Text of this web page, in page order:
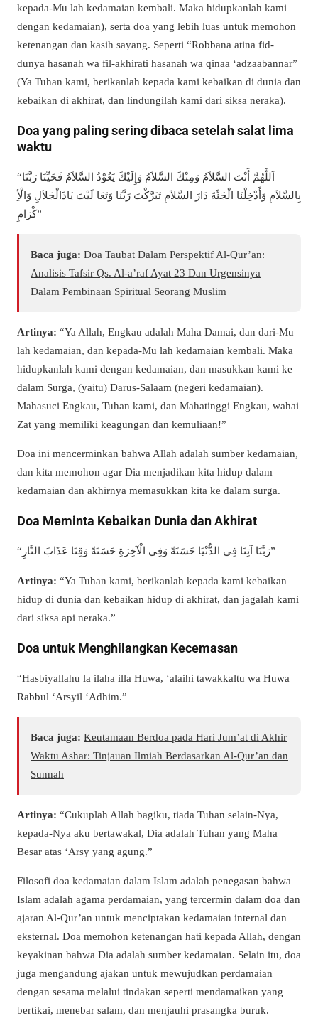
kepada-Mu lah kedamaian kembali. Maka hidupkanlah kami
dengan kedamaian), serta doa yang lebih luas untuk memohon
ketenangan dan kasih sayang. Seperti “Robbana atina fid-
dunya hasanah wa fil-akhirati hasanah wa qinaa ‘adzaabannar”
(Ya Tuhan kami, berikanlah kepada kami kebaikan di dunia dan
kebaikan di akhirat, dan lindungilah kami dari siksa neraka).
Doa yang paling sering dibaca setelah salat lima
waktu
“اَللَّهُمَّ أَنْتَ السَّلاَمُ وَمِنْكَ السَّلاَمُ وَإِلَيْكَ يَعُوْدُ السَّلاَمُ فَحَيِّنَا رَبَّنَا
بِالسَّلاَمِ وَأَدْخِلْنَا الْجَنَّةَ دَارَ السَّلاَمِ تَبَرَّكْتَ رَبَّنَا وَتَعَا لَيْتَ يَاذَالْجَلاَلِ وَالْأِ
كْرَامِ”
Baca juga: Doa Taubat Dalam Perspektif Al-Qur’an:
Analisis Tafsir Qs. Al-a’raf Ayat 23 Dan Urgensinya
Dalam Pembinaan Spiritual Seorang Muslim
Artinya: “Ya Allah, Engkau adalah Maha Damai, dan dari-Mu
lah kedamaian, dan kepada-Mu lah kedamaian kembali. Maka
hidupkanlah kami dengan kedamaian, dan masukkan kami ke
dalam Surga, (yaitu) Darus-Salaam (negeri kedamaian).
Mahasuci Engkau, Tuhan kami, dan Mahatinggi Engkau, wahai
Zat yang memiliki keagungan dan kemuliaan!”
Doa ini mencerminkan bahwa Allah adalah sumber kedamaian,
dan kita memohon agar Dia menjadikan kita hidup dalam
kedamaian dan akhirnya memasukkan kita ke dalam surga.
Doa Meminta Kebaikan Dunia dan Akhirat
“رَبَّنَا آتِنَا فِي الدُّنْيَا حَسَنَةً وَفِي الْآخِرَةِ حَسَنَةً وَقِنَا عَذَابَ النَّارِ”
Artinya: “Ya Tuhan kami, berikanlah kepada kami kebaikan
hidup di dunia dan kebaikan hidup di akhirat, dan jagalah kami
dari siksa api neraka.”
Doa untuk Menghilangkan Kecemasan
“Hasbiyallahu la ilaha illa Huwa, ‘alaihi tawakkaltu wa Huwa
Rabbul ‘Arsyil ‘Adhim.”
Baca juga: Keutamaan Berdoa pada Hari Jum’at di Akhir
Waktu Ashar: Tinjauan Ilmiah Berdasarkan Al-Qur’an dan
Sunnah
Artinya: “Cukuplah Allah bagiku, tiada Tuhan selain-Nya,
kepada-Nya aku bertawakal, Dia adalah Tuhan yang Maha
Besar atas ‘Arsy yang agung.”
Filosofi doa kedamaian dalam Islam adalah penegasan bahwa
Islam adalah agama perdamaian, yang tercermin dalam doa dan
ajaran Al-Qur’an untuk menciptakan kedamaian internal dan
eksternal. Doa memohon ketenangan hati kepada Allah, dengan
keyakinan bahwa Dia adalah sumber kedamaian. Selain itu, doa
juga mengandung ajakan untuk mewujudkan perdamaian
dengan sesama melalui tindakan seperti mendamaikan yang
bertikai, menebar salam, dan menjauhi prasangka buruk.